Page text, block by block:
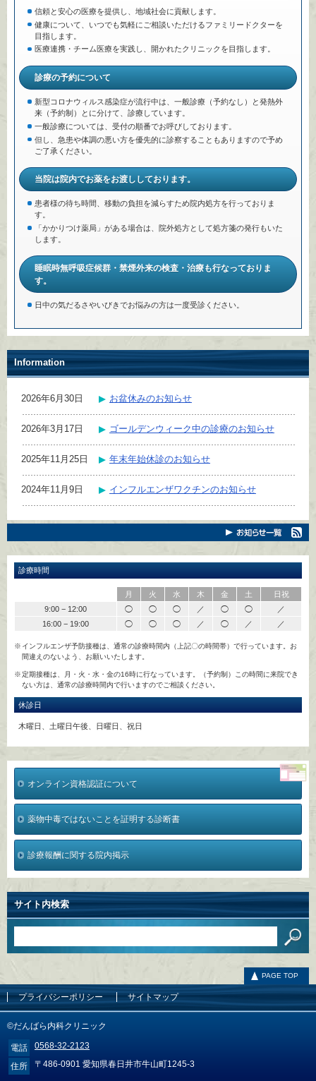
信頼と安心の医療を提供し、地域社会に貢献します。
健康について、いつでも気軽にご相談いただけるファミリードクターを
目指します。
医療連携・チーム医療を実践し、開かれたクリニックを目指します。
診療の予約について
新型コロナウィルス感染症が流行中は、一般診療（予約なし）と発熱外
来（予約制）とに分けて、診療しています。
一般診療については、受付の順番でお呼びしております。
但し、急患や体調の悪い方を優先的に診察することもありますので予め
ご了承ください。
当院は院内でお薬をお渡ししております。
患者様の待ち時間、移動の負担を減らすため院内処方を行っておりま
す。
「かかりつけ薬局」がある場合は、院外処方として処方箋の発行もいた
します。
睡眠時無呼吸症候群・禁煙外来の検査・治療も行なっておりま
す。
日中の気だるさやいびきでお悩みの方は一度受診ください。
Information
2026年6月30日 お盆休みのお知らせ
2026年3月17日 ゴールデンウィーク中の診療のお知らせ
2025年11月25日 年末年始休診のお知らせ
2024年11月9日 インフルエンザワクチンのお知らせ
診療時間
月 火 水 木 金 土
日祝
9:00 − 12:00
◯ ◯ ◯ ／ ◯ ◯
／
16:00 − 19:00
◯ ◯ ◯ ／ ◯ ／ ／
インフルエンザ予防接種は、通常の診療時間内（上記〇の時間帯）で行っています。お
間違えのないよう、お願いいたします。
定期接種は、月・火・水・金の16時に行なっています。（予約制）この時間に来院でき
ない方は、通常の診療時間内で行いますのでご相談ください。
休診日
木曜日、土曜日午後、日曜日、祝日
オンライン資格認証について
薬物中毒ではないことを証明する診断書
診療報酬に関する院内掲示
サイト内検索
PAGE TOP
プライバシーポリシー サイトマップ
©だんばら内科クリニック
電話 0568-32-2123
住所 〒486-0901 愛知県春日井市牛山町1245-3